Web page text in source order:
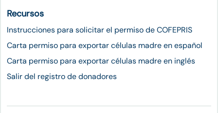
Recursos
Instrucciones para solicitar el permiso de COFEPRIS
Carta permiso para exportar células madre en español
Carta permiso para exportar células madre en inglés
Salir del registro de donadores